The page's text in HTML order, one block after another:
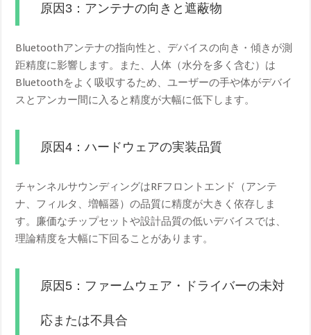
原因3：アンテナの向きと遮蔽物
Bluetoothアンテナの指向性と、デバイスの向き・傾きが測
距精度に影響します。また、人体（水分を多く含む）は
Bluetoothをよく吸収するため、ユーザーの手や体がデバイ
スとアンカー間に入ると精度が大幅に低下します。
原因4：ハードウェアの実装品質
チャンネルサウンディングはRFフロントエンド（アンテ
ナ、フィルタ、増幅器）の品質に精度が大きく依存しま
す。廉価なチップセットや設計品質の低いデバイスでは、
理論精度を大幅に下回ることがあります。
原因5：ファームウェア・ドライバーの未対
応または不具合